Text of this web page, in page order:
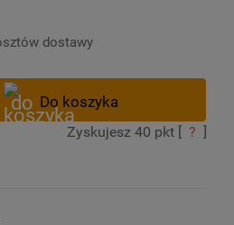
dostawy
Zyskujesz 40 pkt [ ? ]